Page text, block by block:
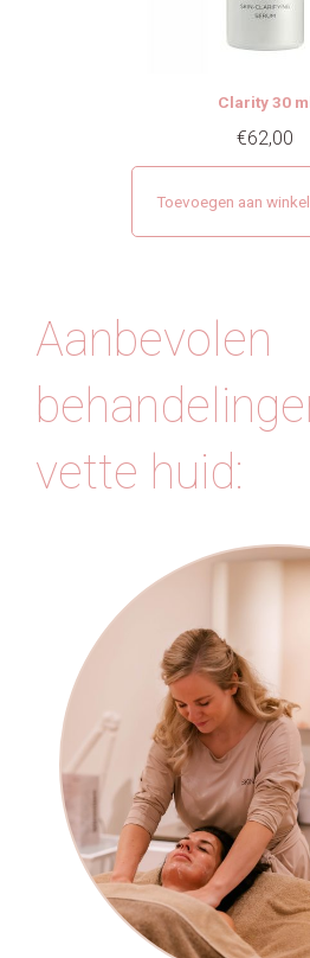
Clarity 30
€62,00
Toevoegen aan
Aanbevolen
vette huid: